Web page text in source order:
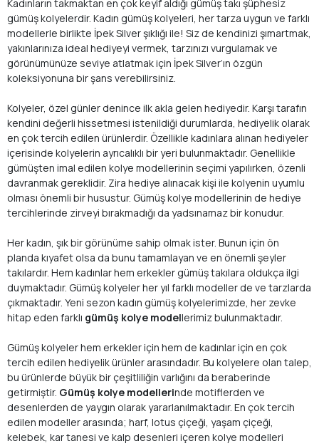
Kadınların takmaktan en çok keyif aldığı gümüş takı şüphesiz
gümüş kolyelerdir. Kadın gümüş kolyeleri, her tarza uygun ve farklı
modellerle birlikte İpek Silver şıklığı ile! Siz de kendinizi şımartmak,
yakınlarınıza ideal hediyeyi vermek, tarzınızı vurgulamak ve
görünümünüze seviye atlatmak için İpek Silver’ın özgün
koleksiyonuna bir şans verebilirsiniz.
Kolyeler, özel günler denince ilk akla gelen hediyedir. Karşı tarafın
kendini değerli hissetmesi istenildiği durumlarda, hediyelik olarak
en çok tercih edilen ürünlerdir. Özellikle kadınlara alınan hediyeler
içerisinde kolyelerin ayrıcalıklı bir yeri bulunmaktadır. Genellikle
gümüşten imal edilen kolye modellerinin seçimi yapılırken, özenli
davranmak gereklidir. Zira hediye alınacak kişi ile kolyenin uyumlu
olması önemli bir husustur. Gümüş kolye modellerinin de hediye
tercihlerinde zirveyi bırakmadığı da yadsınamaz bir konudur.
Her kadın, şık bir görünüme sahip olmak ister. Bunun için ön
planda kıyafet olsa da bunu tamamlayan ve en önemli şeyler
takılardır. Hem kadınlar hem erkekler gümüş takılara oldukça ilgi
duymaktadır. Gümüş kolyeler her yıl farklı modeller de ve tarzlarda
çıkmaktadır. Yeni sezon kadın gümüş kolyelerimizde, her zevke
hitap eden farklı gümüş kolye modellerimiz bulunmaktadır.
Gümüş kolyeler hem erkekler için hem de kadınlar için en çok
tercih edilen hediyelik ürünler arasındadır. Bu kolyelere olan talep,
bu ürünlerde büyük bir çeşitliliğin varlığını da beraberinde
getirmiştir. Gümüş kolye modellerinde motiflerden ve
desenlerden de yaygın olarak yararlanılmaktadır. En çok tercih
edilen modeller arasında; harf, lotus çiçeği, yaşam çiçeği,
kelebek, kar tanesi ve kalp desenleri içeren kolye modelleri